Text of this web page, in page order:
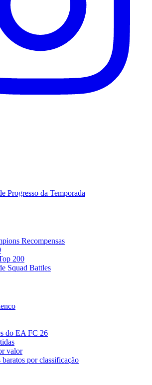
Progresso da Temporada
Recompensas
200
Squad Battles
do EA FC 26
valor
baratos por classificação